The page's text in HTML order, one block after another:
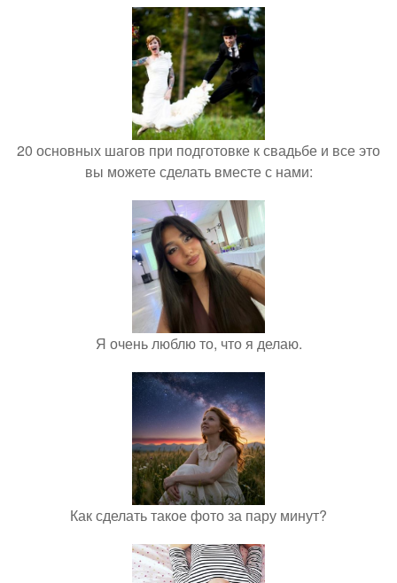
20 основных шагов при подготовке к свадьбе и все это
вы можете сделать вместе с нами:
Я очень люблю то, что я делаю.
Как сделать такое фото за пару минут?